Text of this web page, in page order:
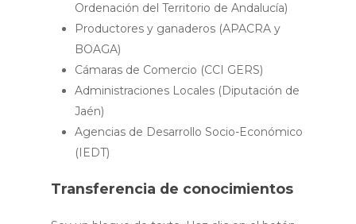
Ordenación del Territorio de Andalucía)
Productores y ganaderos (APACRA y
BOAGA)
Cámaras de Comercio (CCI GERS)
Administraciones Locales (Diputación de
Jaén)
Agencias de Desarrollo Socio-Económico
(IEDT)
Transferencia de conocimientos